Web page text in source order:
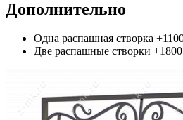
Дополнительно
Одна распашная створка
Две распашные створки